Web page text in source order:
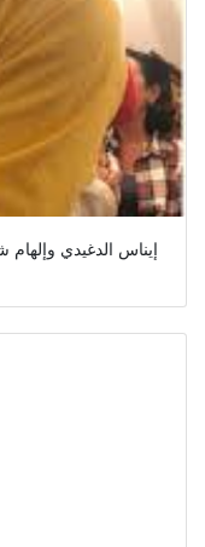
إيناس الدغيدي